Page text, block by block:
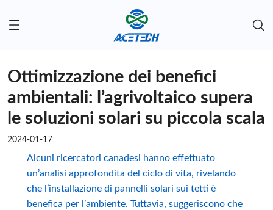
Ottimizzazione dei benefici
ambientali: l’agrivoltaico supera
le soluzioni solari su piccola scala
2024-01-17
Alcuni ricercatori canadesi hanno effettuato
un’analisi approfondita del ciclo di vita, rivelando
che l’installazione di pannelli solari sui tetti è
benefica per l’ambiente. Tuttavia, suggeriscono che